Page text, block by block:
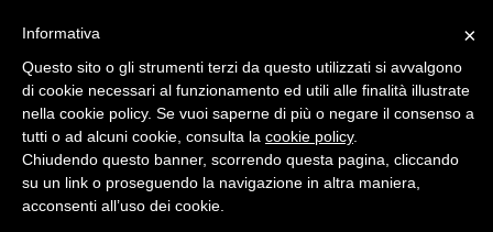
EVENTI
MOBILE
PROMOZIONI
×
Informativa
Questo sito o gli strumenti terzi da questo utilizzati si avvalgono
di cookie necessari al funzionamento ed utili alle finalità illustrate
nella cookie policy. Se vuoi saperne di più o negare il consenso a
tutti o ad alcuni cookie, consulta la cookie policy.
Chiudendo questo banner, scorrendo questa pagina, cliccando
su un link o proseguendo la navigazione in altra maniera,
acconsenti all’uso dei cookie.